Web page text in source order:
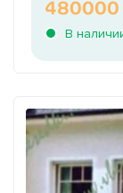
В
480000